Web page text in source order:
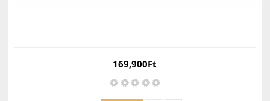
169,900Ft